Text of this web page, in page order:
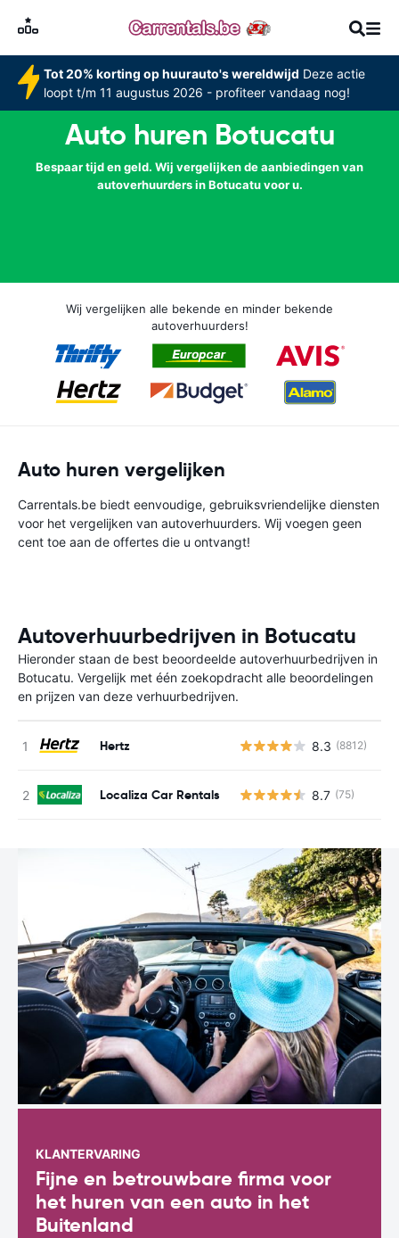
Tot 20% korting op huurauto's wereldwijd Deze actie
loopt t/m 11 augustus 2026 - profiteer vandaag nog!
Auto huren Botucatu
Bespaar tijd en geld. Wij vergelijken de aanbiedingen van
autoverhuurders in Botucatu voor u.
Wij vergelijken alle bekende en minder bekende
autoverhuurders!
Auto huren vergelijken
Carrentals.be biedt eenvoudige, gebruiksvriendelijke diensten
voor het vergelijken van autoverhuurders. Wij voegen geen
cent toe aan de offertes die u ontvangt!
Autoverhuurbedrijven in Botucatu
Hieronder staan de best beoordeelde autoverhuurbedrijven in
Botucatu. Vergelijk met één zoekopdracht alle beoordelingen
en prijzen van deze verhuurbedrijven.
Hertz 8.3 (8812)
Localiza Car Rentals 8.7 (75)
KLANTERVARING
Fijne en betrouwbare firma voor
het huren van een auto in het
Buitenland